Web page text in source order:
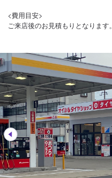
<費用目安>
ご来店後のお見積もりとなります。